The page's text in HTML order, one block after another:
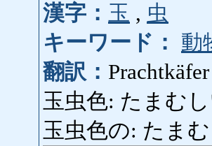
漢字： 玉 , 虫
キーワード：
動
翻訳： Prachtkäfer
玉虫色: たまむ
玉虫色の: たま